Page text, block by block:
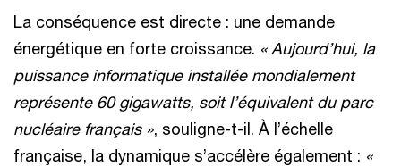
La conséquence est directe : une demande
énergétique en forte croissance. « Aujourd’hui, la
puissance informatique installée mondialement
représente 60 gigawatts, soit l’équivalent du parc
nucléaire français », souligne-t-il. À l’échelle
française, la dynamique s’accélère également : «